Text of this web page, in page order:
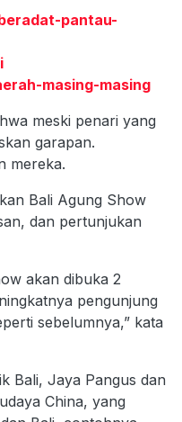
pantau-
masing-masing
meski penari yang
garapan.
mereka.
Bali Agung Show
dan pertunjukan
akan dibuka 2
pengunjung
sebelumnya,” kata
Bali, Jaya Pangus dan
China, yang